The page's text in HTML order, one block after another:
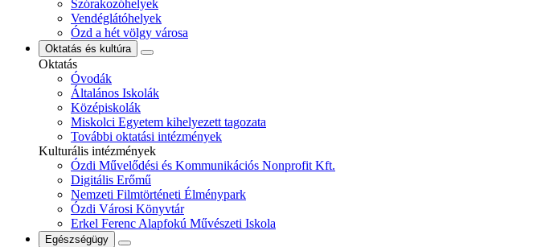
Szórakozóhelyek
Vendéglátóhelyek
Ózd a hét völgy városa
Oktatás és kultúra
Oktatás
Óvodák
Általános Iskolák
Középiskolák
Miskolci Egyetem kihelyezett tagozata
További oktatási intézmények
Kulturális intézmények
Ózdi Művelődési és Kommunikációs Nonprofit Kft.
Digitális Erőmű
Nemzeti Filmtörténeti Élménypark
Ózdi Városi Könyvtár
Erkel Ferenc Alapfokú Művészeti Iskola
Egészségügy